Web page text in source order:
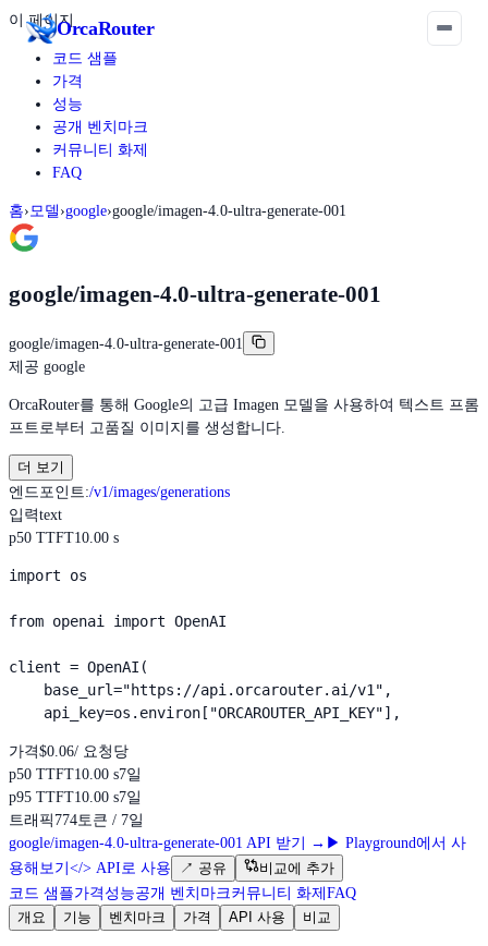
OrcaRouter
이 페이지
코드 샘플
가격
성능
공개 벤치마크
커뮤니티 화제
FAQ
홈›모델 ›google›google/imagen-4.0-ultra-generate-001
google/imagen-4.0-ultra-generate-001
google/imagen-4.0-ultra-generate-001
제공 google
OrcaRouter를 통해 Google의 고급 Imagen 모델을 사용하여 텍스트 프롬
프트로부터 고품질 이미지를 생성합니다.
더 보기
엔드포인트 :/v1/images/generations
입력text
p50 TTFT10.00 s
import os
from openai import OpenAI
client = OpenAI(
    base_url="https://api.orcarouter.ai/v1",
    api_key=os.environ["ORCAROUTER_API_KEY"],
가격$0.06/ 요청당
p50 TTFT10.00 s7일
p95 TTFT10.00 s7일
트래픽 774토큰 / 7일
google/imagen-4.0-ultra-generate-001 API 받기
→ ▶ Playground에서 사
용해보기 </> API로 사용 ↗ 공유
비교에 추가
코드 샘플가격 성능공개 벤치마크 커뮤니티 화제 FAQ
개요
기능 벤치마크 가격 API 사용 비교